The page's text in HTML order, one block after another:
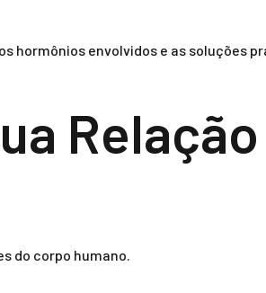
hormônios envolvidos e as soluções
do corpo humano.